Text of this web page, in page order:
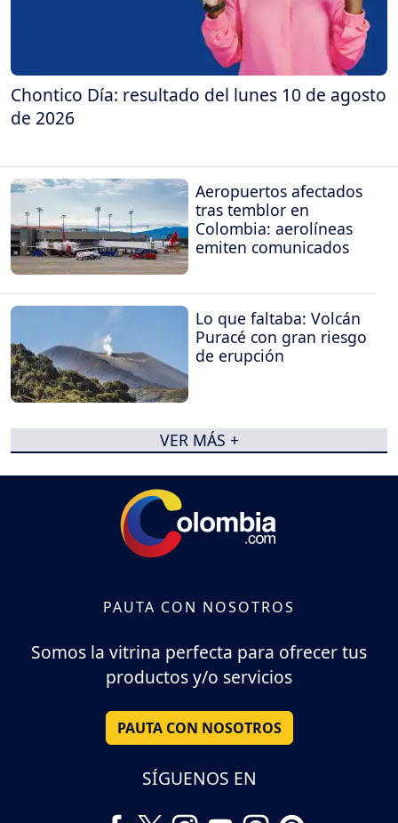
Chontico Día: resultado del lunes 10 de agosto
de 2026
Aeropuertos afectados
tras temblor en
Colombia: aerolíneas
emiten comunicados
Lo que faltaba: Volcán
Puracé con gran riesgo
de erupción
VER MÁS +
PAUTA CON NOSOTROS
Somos la vitrina perfecta para ofrecer tus
productos y/o servicios
PAUTA CON NOSOTROS
SÍGUENOS EN